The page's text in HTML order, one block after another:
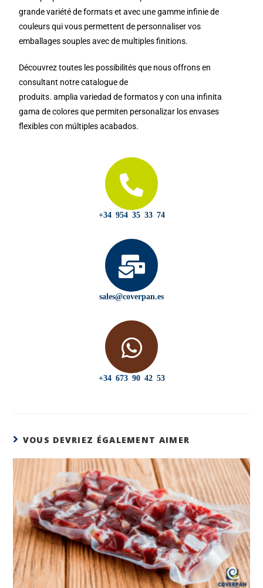
grande variété de formats et avec une gamme infinie de
couleurs qui vous permettent de personnaliser vos
emballages souples avec de multiples finitions.
Découvrez toutes les possibilités que nous offrons en
consultant notre catalogue de
produits. amplia variedad de formatos y con una infinita
gama de colores que permiten personalizar los envases
flexibles con múltiples acabados.
+34 954 35 33 74
sales@coverpan.es
+34 673 90 42 53
VOUS DEVRIEZ ÉGALEMENT AIMER